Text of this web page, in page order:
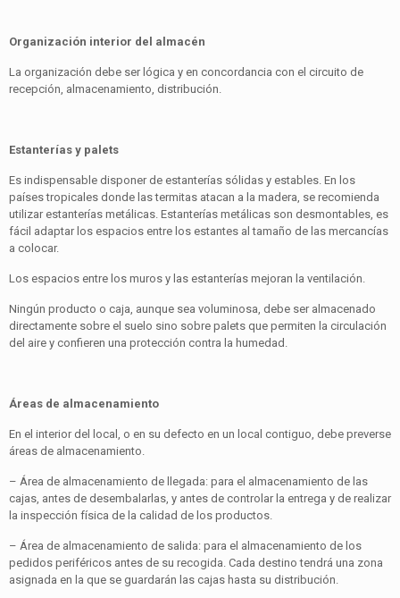
Organización interior del almacén
La organización debe ser lógica y en concordancia con el circuito de
recepción, almacenamiento, distribución.
Estanterías y palets
Es indispensable disponer de estanterías sólidas y estables. En los
países tropicales donde las termitas atacan a la madera, se recomienda
utilizar estanterías metálicas. Estanterías metálicas son desmontables, es
fácil adaptar los espacios entre los estantes al tamaño de las mercancías
a colocar.
Los espacios entre los muros y las estanterías mejoran la ventilación.
Ningún producto o caja, aunque sea voluminosa, debe ser almacenado
directamente sobre el suelo sino sobre palets que permiten la circulación
del aire y confieren una protección contra la humedad.
Áreas de almacenamiento
En el interior del local, o en su defecto en un local contiguo, debe preverse
áreas de almacenamiento.
– Área de almacenamiento de llegada: para el almacenamiento de las
cajas, antes de desembalarlas, y antes de controlar la entrega y de realizar
la inspección física de la calidad de los productos.
– Área de almacenamiento de salida: para el almacenamiento de los
pedidos periféricos antes de su recogida. Cada destino tendrá una zona
asignada en la que se guardarán las cajas hasta su distribución.